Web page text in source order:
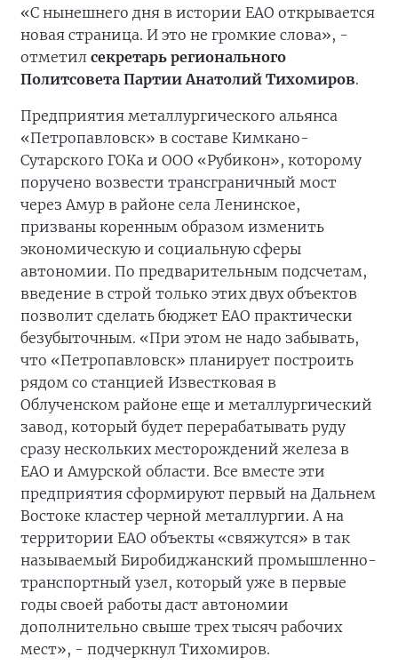
«С нынешнего дня в истории ЕАО открывается
новая страница. И это не громкие слова», -
отметил секретарь регионального
Политсовета Партии Анатолий Тихомиров.
Предприятия металлургического альянса
«Петропавловск» в составе Кимкано-
Сутарского ГОКа и ООО «Рубикон», которому
поручено возвести трансграничный мост
через Амур в районе села Ленинское,
призваны коренным образом изменить
экономическую и социальную сферы
автономии. По предварительным подсчетам,
введение в строй только этих двух объектов
позволит сделать бюджет ЕАО практически
безубыточным. «При этом не надо забывать,
что «Петропавловск» планирует построить
рядом со станцией Известковая в
Облученском районе еще и металлургический
завод, который будет перерабатывать руду
сразу нескольких месторождений железа в
ЕАО и Амурской области. Все вместе эти
предприятия сформируют первый на Дальнем
Востоке кластер черной металлургии. А на
территории ЕАО объекты «свяжутся» в так
называемый Биробиджанский промышленно-
транспортный узел, который уже в первые
годы своей работы даст автономии
дополнительно свыше трех тысяч рабочих
мест», - подчеркнул Тихомиров.